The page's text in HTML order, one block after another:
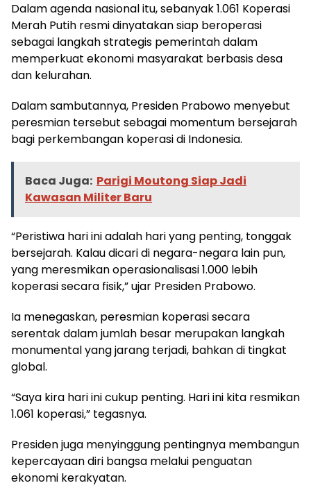
Dalam agenda nasional itu, sebanyak 1.061 Koperasi
Merah Putih resmi dinyatakan siap beroperasi
sebagai langkah strategis pemerintah dalam
memperkuat ekonomi masyarakat berbasis desa
dan kelurahan.
Dalam sambutannya, Presiden Prabowo menyebut
peresmian tersebut sebagai momentum bersejarah
bagi perkembangan koperasi di Indonesia.
Baca Juga: Parigi Moutong Siap Jadi
Kawasan Militer Baru
“Peristiwa hari ini adalah hari yang penting, tonggak
bersejarah. Kalau dicari di negara-negara lain pun,
yang meresmikan operasionalisasi 1.000 lebih
koperasi secara fisik,” ujar Presiden Prabowo.
Ia menegaskan, peresmian koperasi secara
serentak dalam jumlah besar merupakan langkah
monumental yang jarang terjadi, bahkan di tingkat
global.
“Saya kira hari ini cukup penting. Hari ini kita resmikan
1.061 koperasi,” tegasnya.
Presiden juga menyinggung pentingnya membangun
kepercayaan diri bangsa melalui penguatan
ekonomi kerakyatan.